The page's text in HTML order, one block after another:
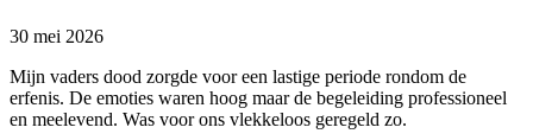
30 mei 2026
Mijn vaders dood zorgde voor een lastige periode rondom de
erfenis. De emoties waren hoog maar de begeleiding professioneel
en meelevend. Was voor ons vlekkeloos geregeld zo.